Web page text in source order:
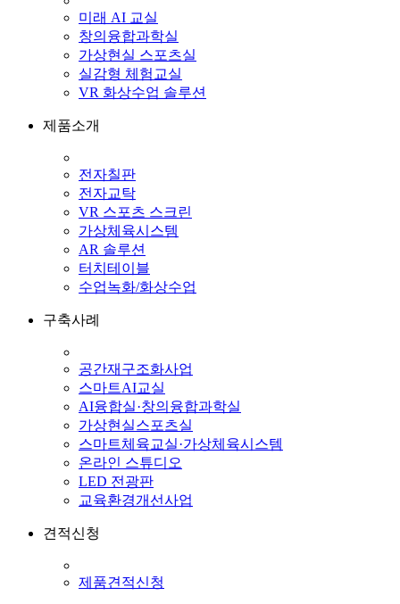
미래 AI 교실
창의융합과학실
가상현실 스포츠실
실감형 체험교실
VR 화상수업 솔루션
제품소개
전자칠판
전자교탁
VR 스포츠 스크린
가상체육시스템
AR 솔루션
터치테이블
수업녹화/화상수업
구축사례
공간재구조화사업
스마트AI교실
AI융합실·창의융합과학실
가상현실스포츠실
스마트체육교실·가상체육시스템
온라인 스튜디오
LED 전광판
교육환경개선사업
견적신청
제품견적신청